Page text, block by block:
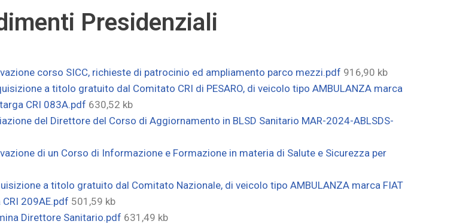
Presidenziali
corso SICC, richieste di patrocinio ed ampliamento parco mezzi.pdf 916,90 kb
a titolo gratuito dal Comitato CRI di PESARO, di veicolo tipo AMBULANZA marca
CRI 083A.pdf 630,52 kb
del Direttore del Corso di Aggiornamento in BLSD Sanitario MAR-2024-ABLSDS-
di un Corso di Informazione e Formazione in materia di Salute e Sicurezza per
a titolo gratuito dal Comitato Nazionale, di veicolo tipo AMBULANZA marca FIAT
209AE.pdf 501,59 kb
Direttore Sanitario.pdf 631,49 kb